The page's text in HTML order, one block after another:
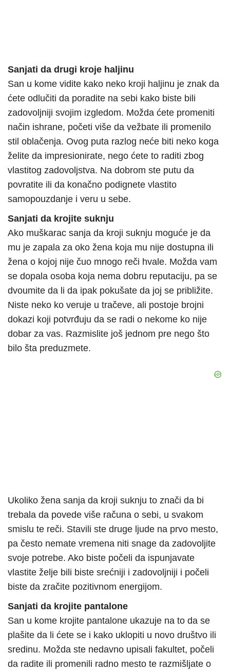
Sanjati da drugi kroje haljinu
San u kome vidite kako neko kroji haljinu je znak da
ćete odlučiti da poradite na sebi kako biste bili
zadovoljniji svojim izgledom. Možda ćete promeniti
način ishrane, početi više da vežbate ili promenilo
stil oblačenja. Ovog puta razlog neće biti neko koga
želite da impresionirate, nego ćete to raditi zbog
vlastitog zadovoljstva. Na dobrom ste putu da
povratite ili da konačno podignete vlastito
samopouzdanje i veru u sebe.
Sanjati da krojite suknju
Ako muškarac sanja da kroji suknju moguće je da
mu je zapala za oko žena koja mu nije dostupna ili
žena o kojoj nije čuo mnogo reči hvale. Možda vam
se dopala osoba koja nema dobru reputaciju, pa se
dvoumite da li da ipak pokušate da joj se približite.
Niste neko ko veruje u tračeve, ali postoje brojni
dokazi koji potvrđuju da se radi o nekome ko nije
dobar za vas. Razmislite još jednom pre nego što
bilo šta preduzmete.
Ukoliko žena sanja da kroji suknju to znači da bi
trebala da povede više računa o sebi, u svakom
smislu te reči. Stavili ste druge ljude na prvo mesto,
pa često nemate vremena niti snage da zadovoljite
svoje potrebe. Ako biste počeli da ispunjavate
vlastite želje bili biste srećniji i zadovoljniji i počeli
biste da zračite pozitivnom energijom.
Sanjati da krojite pantalone
San u kome krojite pantalone ukazuje na to da se
plašite da li ćete se i kako uklopiti u novo društvo ili
sredinu. Možda ste nedavno upisali fakultet, počeli
da radite ili promenili radno mesto te razmišljate o